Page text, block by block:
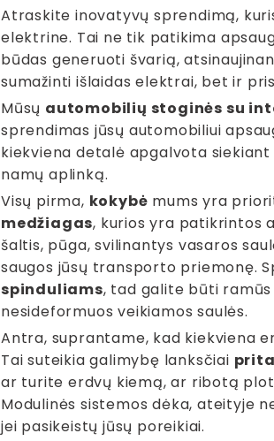
Atraskite inovatyvų sprendimą,
elektrine. Tai ne tik patikima
būdas generuoti švarią,
sumažinti išlaidas elektrai, bet ir
Mūsų automobilių stoginės su
sprendimas jūsų automobiliui
kiekviena detalė apgalvota
namų aplinką.
Visų pirma, kokybė mums yra
medžiagas, kurios yra patikrintos
šaltis, pūga, svilinantys vasaros
saugos jūsų transporto priemonę.
spinduliams, tad galite būti
nesideformuos veikiamos saulės.
Antra, suprantame, kad kiekviena
Tai suteikia galimybę lanksčiai
ar turite erdvų kiemą, ar ribotą
Modulinės sistemos dėka, ateityje
jei pasikeistų jūsų poreikiai.